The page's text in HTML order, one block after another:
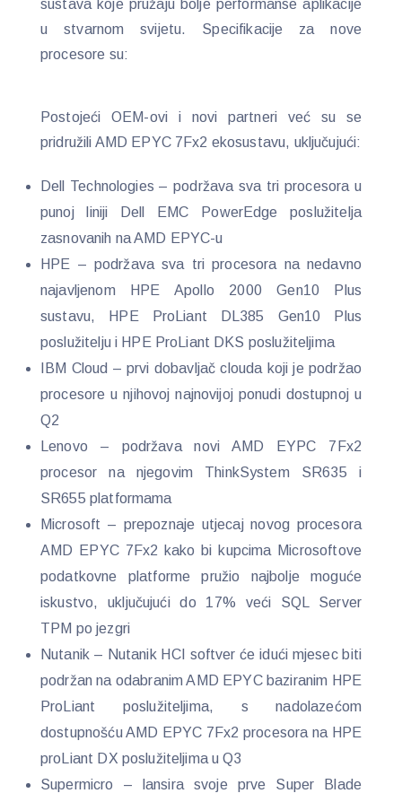
sustava koje pružaju bolje performanse aplikacije
u stvarnom svijetu. Specifikacije za nove
procesore su:
Postojeći OEM-ovi i novi partneri već su se
pridružili AMD EPYC 7Fx2 ekosustavu, uključujući:
Dell Technologies – podržava sva tri procesora u
punoj liniji Dell EMC PowerEdge poslužitelja
zasnovanih na AMD EPYC-u
HPE – podržava sva tri procesora na nedavno
najavljenom HPE Apollo 2000 Gen10 Plus
sustavu, HPE ProLiant DL385 Gen10 Plus
poslužitelju i HPE ProLiant DKS poslužiteljima
IBM Cloud – prvi dobavljač clouda koji je podržao
procesore u njihovoj najnovijoj ponudi dostupnoj u
Q2
Lenovo – podržava novi AMD EYPC 7Fx2
procesor na njegovim ThinkSystem SR635 i
SR655 platformama
Microsoft – prepoznaje utjecaj novog procesora
AMD EPYC 7Fx2 kako bi kupcima Microsoftove
podatkovne platforme pružio najbolje moguće
iskustvo, uključujući do 17% veći SQL Server
TPM po jezgri
Nutanik – Nutanik HCI softver će idući mjesec biti
podržan na odabranim AMD EPYC baziranim HPE
ProLiant poslužiteljima, s nadolazećom
dostupnošću AMD EPYC 7Fx2 procesora na HPE
proLiant DX poslužiteljima u Q3
Supermicro – lansira svoje prve Super Blade